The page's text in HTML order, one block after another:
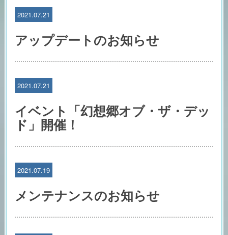
2021.07.21
アップデートのお知らせ
2021.07.21
イベント「幻想郷オブ・ザ・デッ
ド」開催！
2021.07.19
メンテナンスのお知らせ